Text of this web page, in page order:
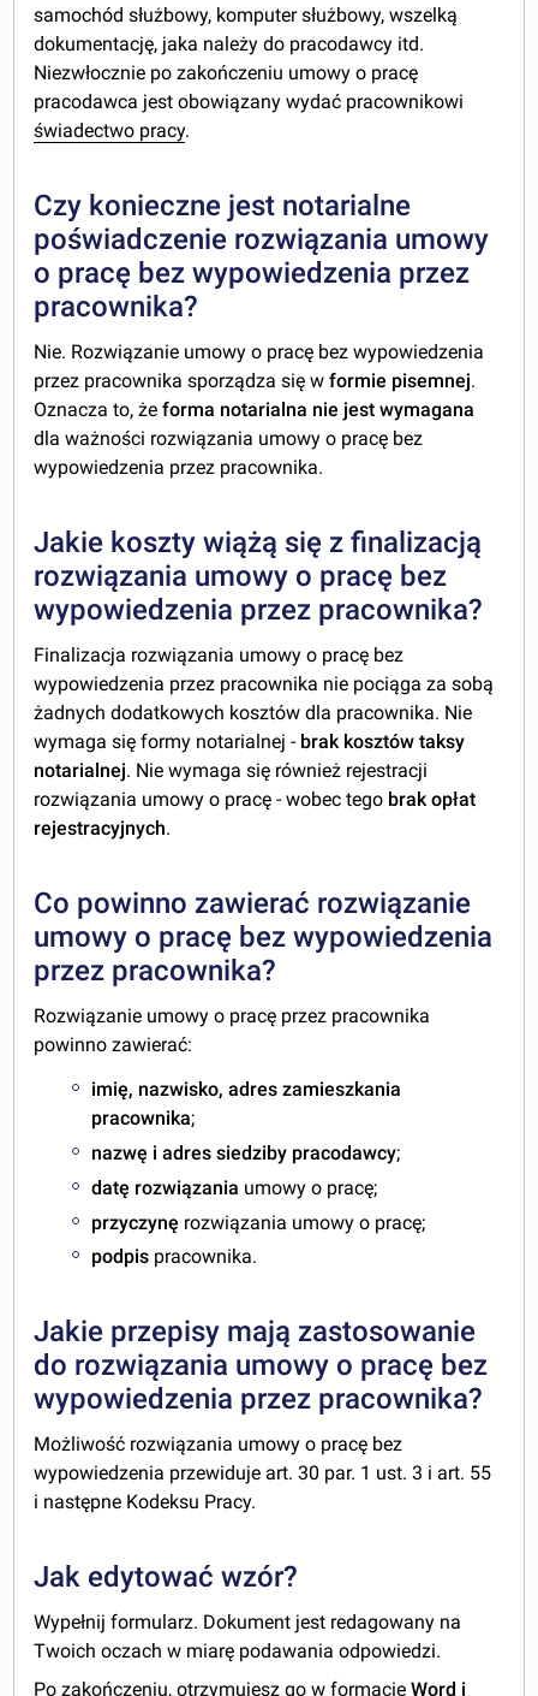
samochód służbowy, komputer służbowy, wszelką
dokumentację, jaka należy do pracodawcy itd.
Niezwłocznie po zakończeniu umowy o pracę
pracodawca jest obowiązany wydać pracownikowi
świadectwo pracy.
Czy konieczne jest notarialne
poświadczenie rozwiązania umowy
o pracę bez wypowiedzenia przez
pracownika?
Nie. Rozwiązanie umowy o pracę bez wypowiedzenia
przez pracownika sporządza się w formie pisemnej.
Oznacza to, żeforma notarialna nie jest wymagana
dla ważności rozwiązania umowy o pracę bez
wypowiedzenia przez pracownika.
Jakie koszty wiążą się z finalizacją
rozwiązania umowy o pracę bez
wypowiedzenia przez pracownika?
Finalizacja rozwiązania umowy o pracę bez
wypowiedzenia przez pracownika nie pociąga za sobą
żadnych dodatkowych kosztów dla pracownika. Nie
wymaga się formy notarialnej - brak kosztów taksy
notarialnej. Nie wymaga się również rejestracji
rozwiązania umowy o pracę - wobec tego brak opłat
rejestracyjnych.
Co powinno zawierać rozwiązanie
umowy o pracę bez wypowiedzenia
przez pracownika?
Rozwiązanie umowy o pracę przez pracownika
powinno zawierać:
imię, nazwisko, adres zamieszkania
pracownika;
nazwę i adres siedziby pracodawcy;
datę rozwiązania umowy o pracę;
przyczynę rozwiązania umowy o pracę;
podpis pracownika.
Jakie przepisy mają zastosowanie
do rozwiązania umowy o pracę bez
wypowiedzenia przez pracownika?
Możliwość rozwiązania umowy o pracę bez
wypowiedzenia przewiduje art. 30 par. 1 ust. 3 i art. 55
i następne Kodeksu Pracy.
Jak edytować wzór?
Wypełnij formularz. Dokument jest redagowany na
Twoich oczach w miarę podawania odpowiedzi.
Po zakończeniu, otrzymujesz go w formacieWord i